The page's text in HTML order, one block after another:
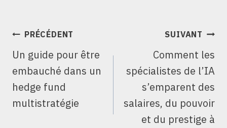
NAVIGATION
L’ARTICLE
PRÉCÉDENT
Un guide pour être
embauché dans un
hedge fund
multistratégie
SUIVANT
Comment les
spécialistes de l’IA
s’emparent des
salaires, du pouvoir
et du prestige à